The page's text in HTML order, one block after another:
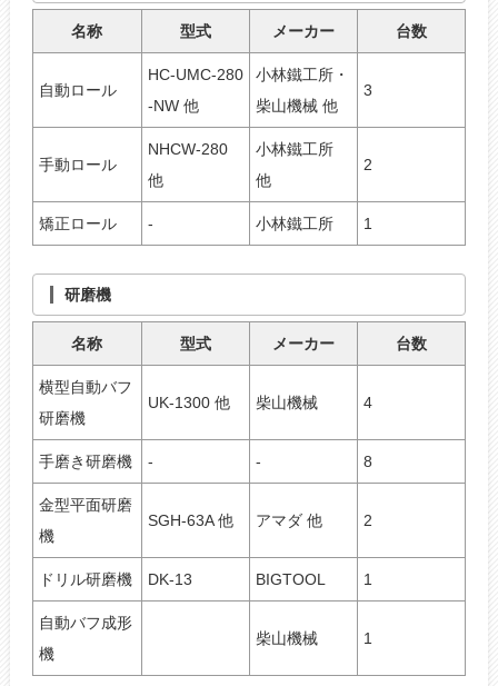
名称 型式 メーカー 台数
自動ロール
HC-UMC-280
-NW 他
小林鐵工所・
柴山機械 他
3
手動ロール
NHCW-280
他
小林鐵工所
他
2
矯正ロール - 小林鐵工所 1
研磨機
名称 型式 メーカー 台数
横型自動バフ
研磨機
UK-1300 他 柴山機械 4
手磨き研磨機 - - 8
金型平面研磨
機
SGH-63A 他 アマダ 他 2
ドリル研磨機 DK-13 BIGTOOL 1
自動バフ成形
機
柴山機械 1